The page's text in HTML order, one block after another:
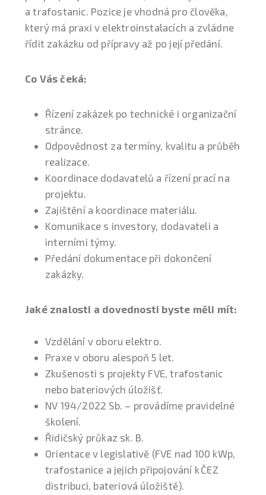
a trafostanic. Pozice je vhodná pro člověka,
který má praxi v elektroinstalacích a zvládne
řídit zakázku od přípravy až po její předání.
Co Vás čeká:
Řízení zakázek po technické i organizační
stránce.
Odpovědnost za termíny, kvalitu a průběh
realizace.
Koordinace dodavatelů a řízení prací na
projektu.
Zajištění a koordinace materiálu.
Komunikace s investory, dodavateli a
interními týmy.
Předání dokumentace při dokončení
zakázky.
Jaké znalosti a dovednosti byste měli mít:
Vzdělání v oboru elektro.
Praxe v oboru alespoň 5 let.
Zkušenosti s projekty FVE, trafostanic
nebo bateriových úložišť.
NV 194/2022 Sb. – provádíme pravidelné
školení.
Řidičský průkaz sk. B.
Orientace v legislativě (FVE nad 100 kWp,
trafostanice a jejich připojování k ČEZ
distribuci, bateriová úložiště).